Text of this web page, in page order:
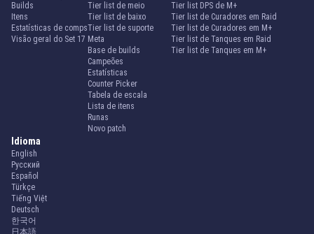
Builds
Itens
Estatísticas de comps
Visão geral do Set 17
Tier list de meio
Tier list de baixo
Tier list de suporte
Meta
Base de builds
Campeões
Estatísticas
Counter Picker
Tabela de escala
Lista de itens
Runas
Novo patch
Tier list DPS de M+
Tier list de Curadores em Raid
Tier list de Curadores em M+
Tier list de Tanques em Raid
Tier list de Tanques em M+
Idioma
English
Русский
Español
Türkçe
Tiếng Việt
Deutsch
한국어
日本語